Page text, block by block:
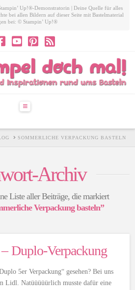
Up!®-Demonstratorin | Deine Quelle für alles
bei allen Bildern auf dieser Seite mit Bastelmaterial
bei: © Stampin’ Up!®
Navigation
SOMMERLICHE VERPACKUNG BASTELN
Archiv
Liste aller Beiträge, die markiert
Verpackung basteln”
Duplo-Verpackung
5er Verpackung“ gesehen? Bei uns
Lidl. Natüüüüürlich musste dafür eine